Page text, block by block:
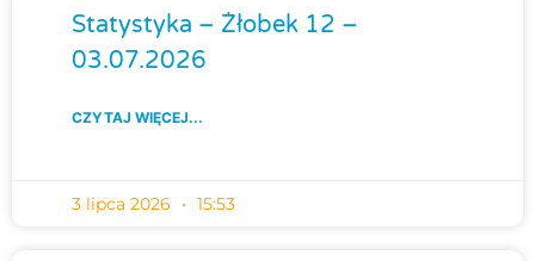
Statystyka – Żłobek 12 –
03.07.2026
CZYTAJ WIĘCEJ...
3 lipca 2026 15:53